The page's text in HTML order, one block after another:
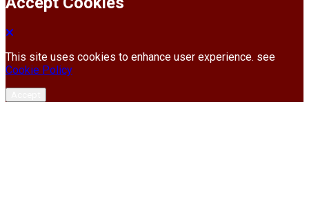
This site uses cookies to enhance user experience. see
Cookie Policy